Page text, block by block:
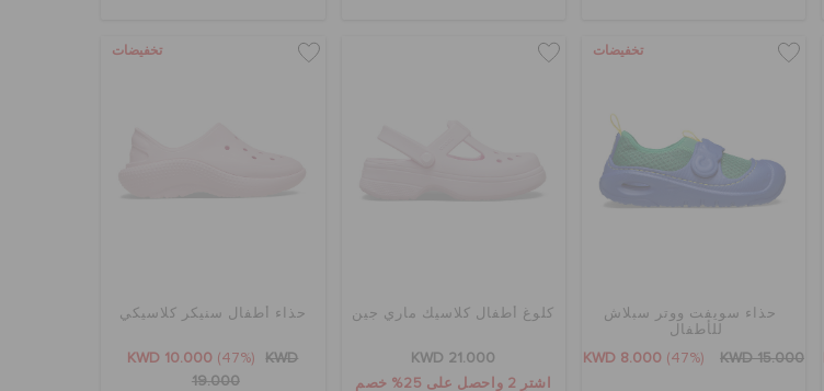
تخفيضات
حذاء سويفت ووتر سبلاش
للأطفال
KWD 8.000 (47%) KWD 15.000
كلوغ أطفال كلاسيك ماري جين
KWD 21.000
اشترِ 2 واحصل على 25% خصم
تخفيضات
حذاء أطفال سنيكر كلاسيكي
KWD 10.000 (47%)
KWD
19.000